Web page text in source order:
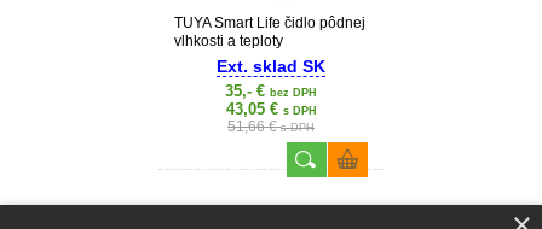
TUYA Smart Life čidlo pôdnej
vlhkosti a teploty
Ext. sklad SK
35,- € bez DPH
43,05 € s DPH
51,66 €s DPH